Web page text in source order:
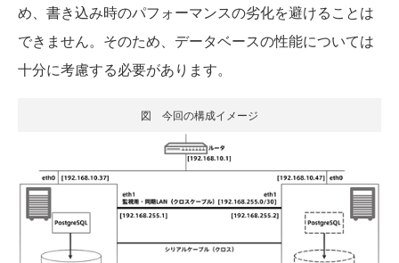
め、書き込み時のパフォーマンスの劣化を避けることは
できません。そのため、データベースの性能については
十分に考慮する必要があります。
図 今回の構成イメージ